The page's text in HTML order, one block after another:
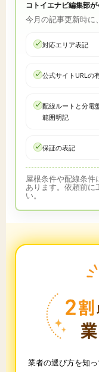
コトイエナビ編集部
今月の記事更新時に
対応エリア表記
公式サイトURLの
配線ルートと分電
範囲明記
保証の表記
屋根条件や配線条件
あります。依頼前に
い。
業者の選び方を知